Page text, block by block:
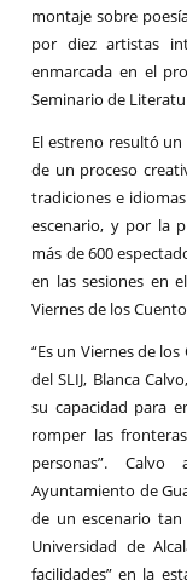
montaje sobre
por diez artistas
enmarcada en el
Seminario de
El estreno resultó
de un proceso
tradiciones e
escenario, y por la
más de 600
en las sesiones en
Viernes de los
“Es un Viernes de
del SLIJ, Blanca
su capacidad para
romper las
personas”.
Ayuntamiento de
de un escenario
Universidad de
facilidades” en la